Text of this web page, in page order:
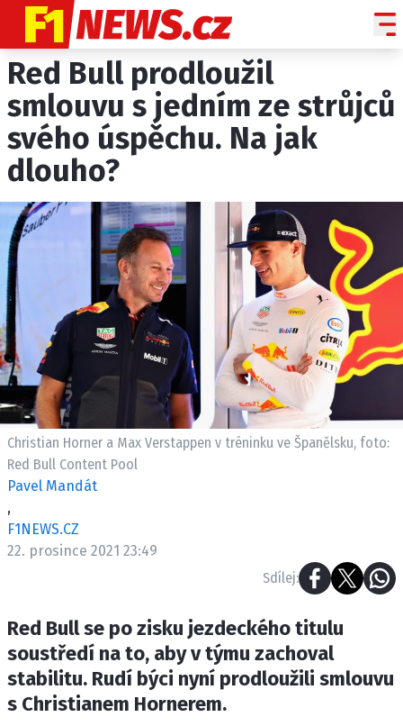
NOVINKY
GRAND PRIX
PADDOCK LINE
PROFILY JEZDCŮ
PROFILY TÝMŮ
ROZHOVORY
SLEDUJTE NÁS NA|
ETICKÝ KODEX
KONTAKT
Provozovatelem serveru F1NEWS.cz je
INCORP MEDIA GROUP s.r.o., IČ: 118 23 054
Red Bull prodloužil
smlouvu s jedním ze strůjců
svého úspěchu. Na jak
dlouho?
Christian Horner a Max Verstappen v tréninku ve Španělsku, foto:
Red Bull Content Pool
Pavel Mandát
,
F1NEWS.CZ
22. prosince 2021 23:49
Sdílej:
Red Bull se po zisku jezdeckého titulu
soustředí na to, aby v týmu zachoval
stabilitu. Rudí býci nyní prodloužili smlouvu
s Christianem Hornerem.